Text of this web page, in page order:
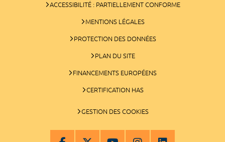
ACCESSIBILITÉ : PARTIELLEMENT CONFORME
MENTIONS LÉGALES
PROTECTION DES DONNÉES
PLAN DU SITE
FINANCEMENTS EUROPÉENS
CERTIFICATION HAS
GESTION DES COOKIES